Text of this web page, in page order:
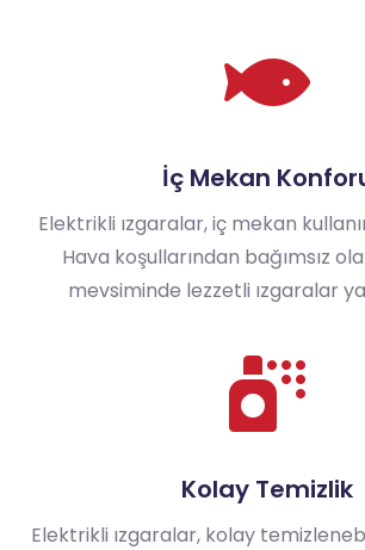
İç Mekan
Elektrikli ızgaralar, iç mekan
Hava koşullarından bağımsız
mevsiminde lezzetli ızgaralar
Kolay Temizlik
Elektrikli ızgaralar, kolay